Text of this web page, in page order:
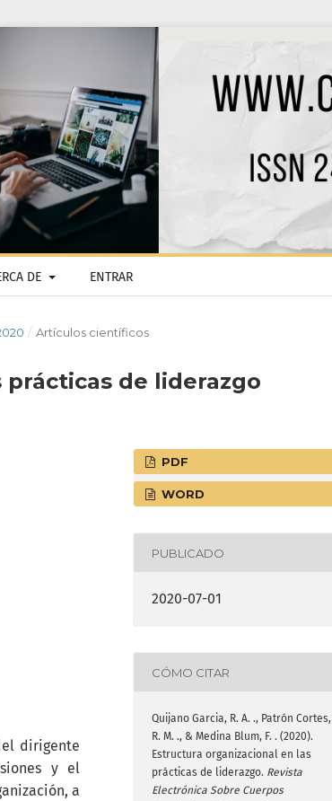
DE ENTRAR
/ Artículos científicos
de liderazgo
dirigente
y el
a
PDF
WORD
PUBLICADO
2020-07-01
CÓMO CITAR
Quijano Garcia, R. A. ., Patrón Cortes,
R. M. ., & Medina Blum, F. . (2020).
Estructura organizacional en las
prácticas de liderazgo. Revista
Electrónica Sobre Cuerpos